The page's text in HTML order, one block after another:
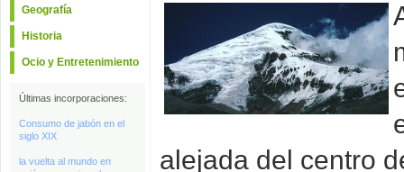
Geografía
Historia
Ocio y Entretenimiento
Últimas incorporaciones:
Consumo de jabón en el
siglo XIX
la vuelta al mundo en
alejada del centro